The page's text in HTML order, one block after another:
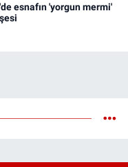
esnafın 'yorgun mermi'